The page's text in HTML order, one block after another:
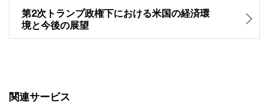
第2次トランプ政権下における米国の経済環
境と今後の展望
関連サービス